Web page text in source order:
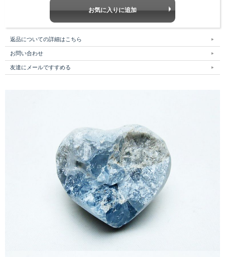
返品についての詳細はこちら
お問い合わせ
友達にメールですすめる